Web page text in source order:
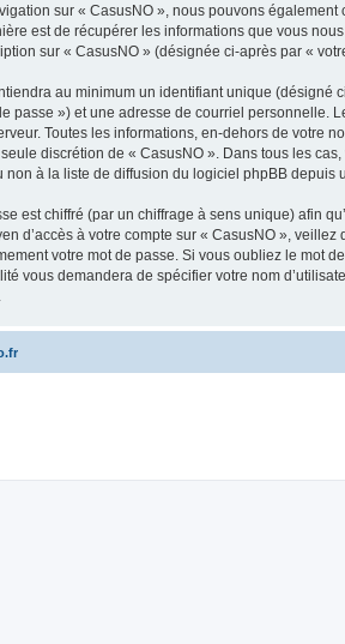
sur « CasusNO », nous pouvons
est de récupérer les informations que vous
sur « CasusNO » (désignée ci-après par «
au minimum un identifiant unique (désigné
passe ») et une adresse de courriel personnelle.
Toutes les informations, en-dehors de votre
discrétion de « CasusNO ». Dans tous les
non à la liste de diffusion du logiciel phpBB depuis
est chiffré (par un chiffrage à sens unique) afin
d’accès à votre compte sur « CasusNO »,
votre mot de passe. Si vous oubliez le mot
vous demandera de spécifier votre nom